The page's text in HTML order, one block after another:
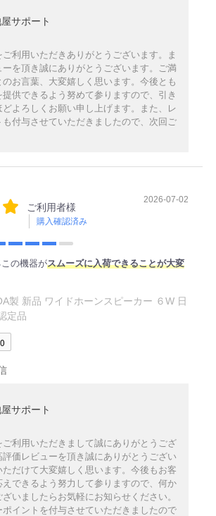
サポート
利用いただきありがとうございます。ま
ーを頂き誠にありがとうございます。ご満
お言葉、大変嬉しく思います。今後とも
供できるよう努めて参りますので、引き
よろしくお願い申し上げます。また、レ
も付与させていただきましたので、次回ご
ご利用者様
購入確認済み
2026-07-02
の機器がスムーズに入荷できることが大変
製 新品 ワイドホーンスピーカー ６W 日
定品
0
サポート
ご利用いただきまして誠にありがとうござ
評価レビューを頂き誠にありがとうござい
ただけて大変嬉しく思います。今後もお客
できるよう努力して参りますので、何か
いましたらお気軽にお知らせください。
ポイントを付与させていただきましたので